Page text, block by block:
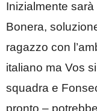
Inizialmente
Bonera,
ragazzo con
italiano ma Vos
squadra e
pronto –